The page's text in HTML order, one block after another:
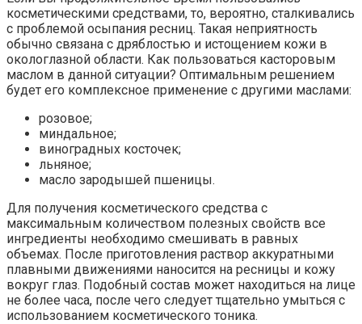
косметическими средствами, то, вероятно, сталкивались
с проблемой осыпания ресниц. Такая неприятность
обычно связана с дряблостью и истощением кожи в
окологлазной области. Как пользоваться касторовым
маслом в данной ситуации? Оптимальным решением
будет его комплексное применение с другими маслами:
розовое;
миндальное;
виноградных косточек;
льняное;
масло зародышей пшеницы.
Для получения косметического средства с
максимальным количеством полезных свойств все
ингредиенты необходимо смешивать в равных
объемах. После приготовления раствор аккуратными
плавными движениями наносится на ресницы и кожу
вокруг глаз. Подобный состав может находиться на лице
не более часа, после чего следует тщательно умыться с
использованием косметического тоника.